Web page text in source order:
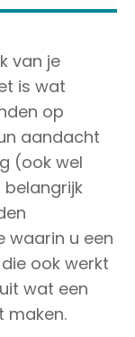
van je
is wat
op
aandacht
(ook wel
waarin u een
ook werkt
wat een
maken.